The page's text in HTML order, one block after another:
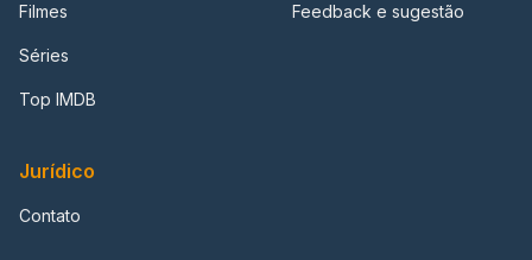
Filmes
Séries
Top IMDB
Feedback e sugestão
Jurídico
Contato